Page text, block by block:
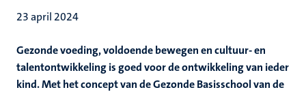
23 april 2024
Gezonde voeding, voldoende bewegen en cultuur- en
talentontwikkeling is goed voor de ontwikkeling van ieder
kind. Met het concept van de Gezonde Basisschool van de